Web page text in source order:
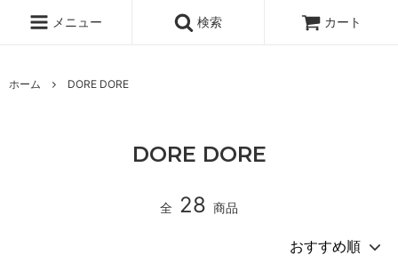
メニュー 検索 カート
ホーム DORE DORE
DORE DORE
全 28 商品